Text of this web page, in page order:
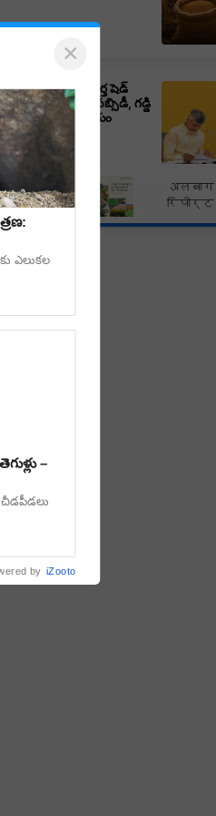
రైతులకు శుభవార్త షెడ్
70% వరకు సబ్సిడీ, గడ్డి
రూ.15,000 సాయం
More Stories
अलबाग
कार्य -
×
ఎలుకల
–
చీడపీడలు
by iZooto